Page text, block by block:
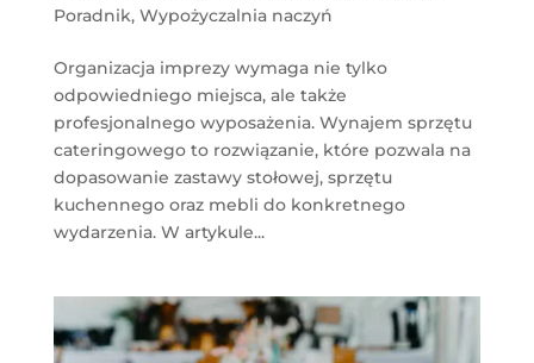
Poradnik, Wypożyczalnia naczyń
Organizacja imprezy wymaga nie tylko
odpowiedniego miejsca, ale także
profesjonalnego wyposażenia. Wynajem sprzętu
cateringowego to rozwiązanie, które pozwala na
dopasowanie zastawy stołowej, sprzętu
kuchennego oraz mebli do konkretnego
wydarzenia. W artykule...